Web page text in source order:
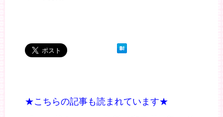
★こちらの記事も読まれています★